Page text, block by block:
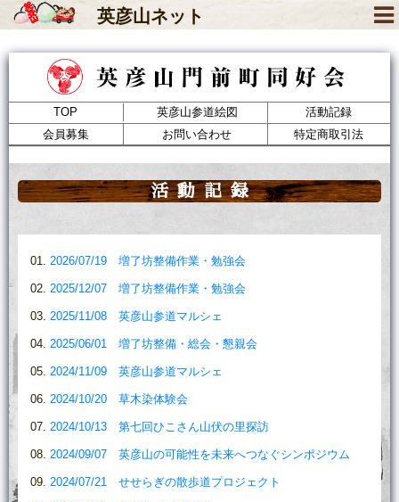
英彦山ネット
TOP 英彦山参道絵図
活動記録
会員募集
お問い合わせ 特定商取引法
活動記録
2026/07/19 増了坊整備作業・勉強会
2025/12/07 増了坊整備作業・勉強会
2025/11/08 英彦山参道マルシェ
2025/06/01 増了坊整備・総会・懇親会
2024/11/09 英彦山参道マルシェ
2024/10/20 草木染体験会
2024/10/13 第七回ひこさん山伏の里探訪
2024/09/07 英彦山の可能性を未来へつなぐシンポジウム
2024/07/21 せせらぎの散歩道プロジェクト